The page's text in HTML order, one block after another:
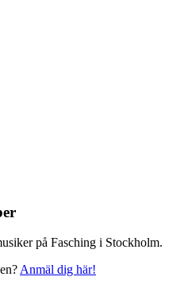
på Fasching i Stockholm.
Anmäl dig här!